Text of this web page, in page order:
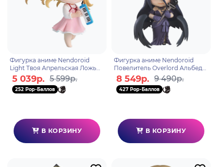
Фигурка аниме Nendoroid
Light Твоя Апрельская Ложь
Каори Миязоно Kaori
Miyazono 10см 98104
5 039р. 5 599р.
252 Pop-Баллов
В КОРЗИНУ
Фигурка аниме Nendoroid
Повелитель Overlord Альбедо
Albedo Dress Ver. 10см 28311
8 549р. 9 490р.
427 Pop-Баллов
В КОРЗИНУ